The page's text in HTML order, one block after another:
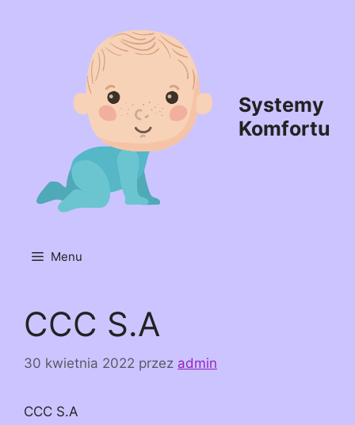
Systemy
Komfortu
Menu
CCC S.A
30 kwietnia 2022 przez admin
CCC S.A